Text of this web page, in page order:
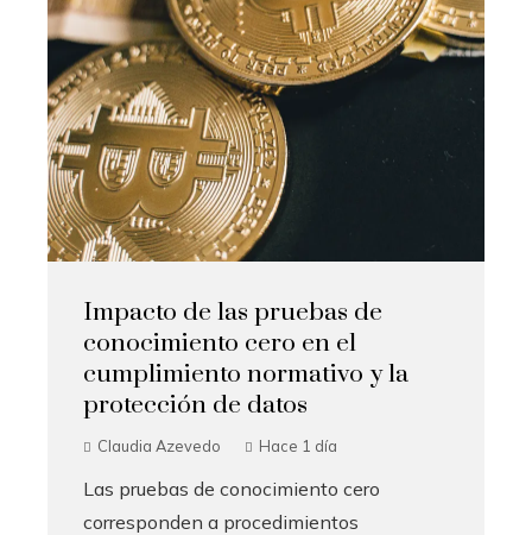
Impacto de las pruebas de
conocimiento cero en el
cumplimiento normativo y la
protección de datos
Claudia Azevedo Hace 1 día
Las pruebas de conocimiento cero
corresponden a procedimientos